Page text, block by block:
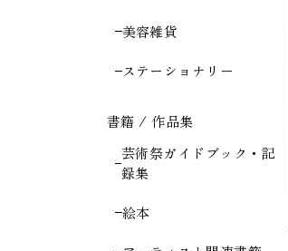
美容雑貨
ステーショナリー
書籍 / 作品集
芸術祭ガイドブック・記
録集
絵本